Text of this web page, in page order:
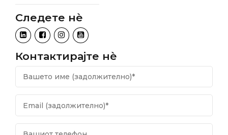
Следете нѐ
Контактирајте нѐ